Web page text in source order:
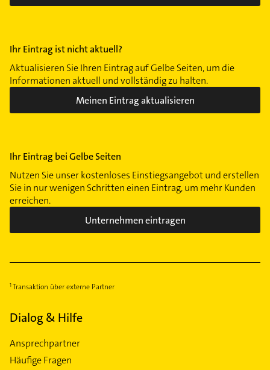
Ihr Eintrag ist nicht aktuell?
Aktualisieren Sie Ihren Eintrag auf Gelbe Seiten, um die
Informationen aktuell und vollständig zu halten.
Meinen Eintrag aktualisieren
Ihr Eintrag bei Gelbe Seiten
Nutzen Sie unser kostenloses Einstiegsangebot und erstellen
Sie in nur wenigen Schritten einen Eintrag, um mehr Kunden
erreichen.
Unternehmen eintragen
Transaktion über externe Partner
Dialog & Hilfe
Ansprechpartner
Häufige Fragen